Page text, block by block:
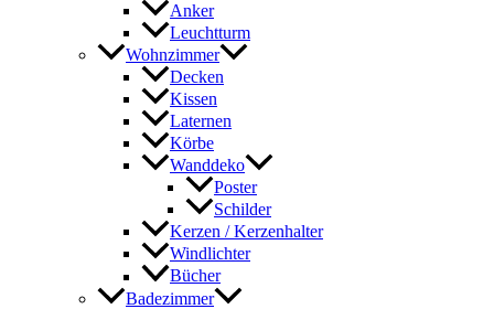
Anker
Leuchtturm
Wohnzimmer
Decken
Kissen
Laternen
Körbe
Wanddeko
Poster
Schilder
Kerzen / Kerzenhalter
Windlichter
Bücher
Badezimmer